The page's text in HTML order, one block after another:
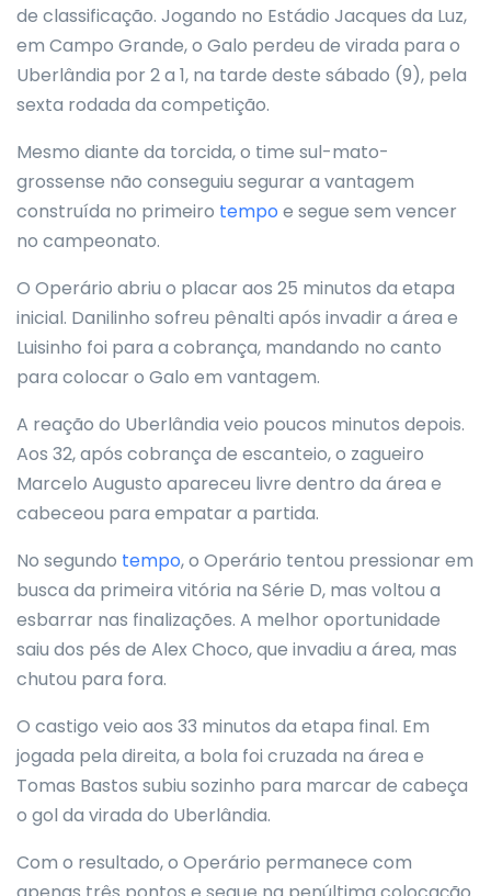
de classificação. Jogando no Estádio Jacques da Luz,
em Campo Grande, o Galo perdeu de virada para o
Uberlândia por 2 a 1, na tarde deste sábado (9), pela
sexta rodada da competição.
Mesmo diante da torcida, o time sul-mato-
grossense não conseguiu segurar a vantagem
construída no primeiro tempo e segue sem vencer
no campeonato.
O Operário abriu o placar aos 25 minutos da etapa
inicial. Danilinho sofreu pênalti após invadir a área e
Luisinho foi para a cobrança, mandando no canto
para colocar o Galo em vantagem.
A reação do Uberlândia veio poucos minutos depois.
Aos 32, após cobrança de escanteio, o zagueiro
Marcelo Augusto apareceu livre dentro da área e
cabeceou para empatar a partida.
No segundo tempo, o Operário tentou pressionar em
busca da primeira vitória na Série D, mas voltou a
esbarrar nas finalizações. A melhor oportunidade
saiu dos pés de Alex Choco, que invadiu a área, mas
chutou para fora.
O castigo veio aos 33 minutos da etapa final. Em
jogada pela direita, a bola foi cruzada na área e
Tomas Bastos subiu sozinho para marcar de cabeça
o gol da virada do Uberlândia.
Com o resultado, o Operário permanece com